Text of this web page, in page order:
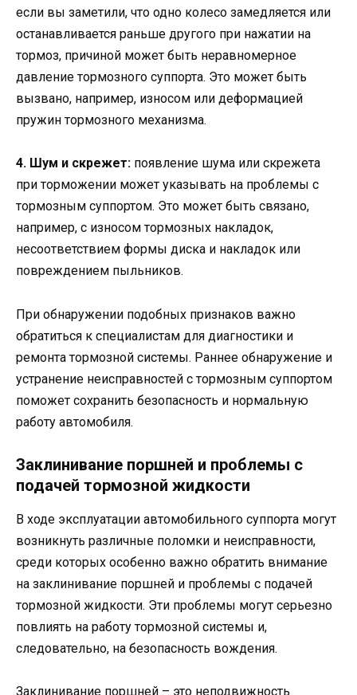
если вы заметили, что одно колесо замедляется или
останавливается раньше другого при нажатии на
тормоз, причиной может быть неравномерное
давление тормозного суппорта. Это может быть
вызвано, например, износом или деформацией
пружин тормозного механизма.
4. Шум и скрежет: появление шума или скрежета
при торможении может указывать на проблемы с
тормозным суппортом. Это может быть связано,
например, с износом тормозных накладок,
несоответствием формы диска и накладок или
повреждением пыльников.
При обнаружении подобных признаков важно
обратиться к специалистам для диагностики и
ремонта тормозной системы. Раннее обнаружение и
устранение неисправностей с тормозным суппортом
поможет сохранить безопасность и нормальную
работу автомобиля.
Заклинивание поршней и проблемы с
подачей тормозной жидкости
В ходе эксплуатации автомобильного суппорта могут
возникнуть различные поломки и неисправности,
среди которых особенно важно обратить внимание
на заклинивание поршней и проблемы с подачей
тормозной жидкости. Эти проблемы могут серьезно
повлиять на работу тормозной системы и,
следовательно, на безопасность вождения.
Заклинивание поршней – это неподвижность